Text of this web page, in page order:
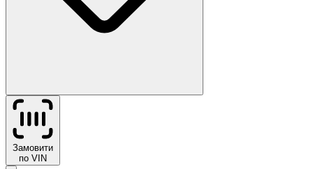
Замовити
по VIN